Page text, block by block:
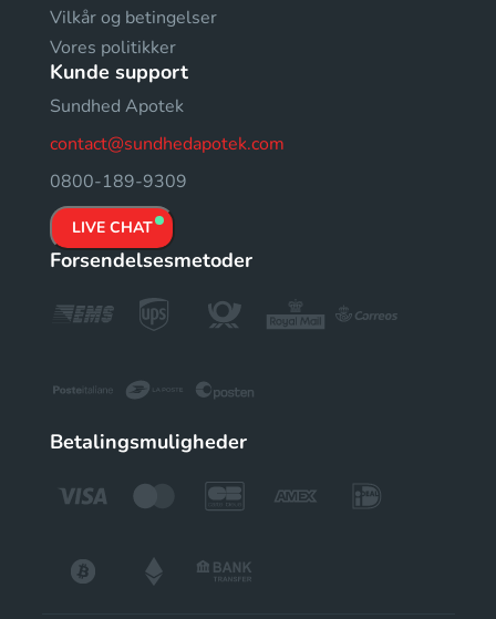
Vilkår og betingelser
Vores politikker
Kunde support
Sundhed Apotek
contact@sundhedapotek.com
0800-189-9309
LIVE CHAT
Forsendelsesmetoder
Betalingsmuligheder